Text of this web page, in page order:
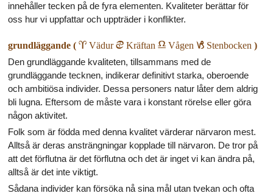
innehåller tecken på de fyra elementen. Kvaliteter berättar för
oss hur vi uppfattar och uppträder i konflikter.
grundläggande ( a Vädur d Kräftan g Vågen j Stenbocken )
Den grundläggande kvaliteten, tillsammans med de
grundläggande tecknen, indikerar definitivt starka, oberoende
och ambitiösa individer. Dessa personers natur låter dem aldrig
bli lugna. Eftersom de måste vara i konstant rörelse eller göra
någon aktivitet.
Folk som är födda med denna kvalitet värderar närvaron mest.
Alltså är deras ansträngningar kopplade till närvaron. De tror på
att det förflutna är det förflutna och det är inget vi kan ändra på,
alltså är det inte viktigt.
Sådana individer kan försöka nå sina mål utan tvekan och ofta